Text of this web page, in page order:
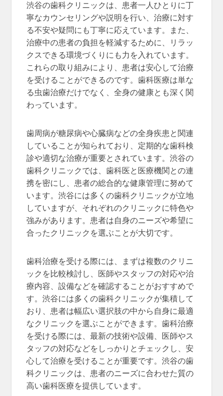
渋谷の歯科クリニックは、患者一人ひとりに丁
寧なカウンセリングや説明を行い、治療に対す
る不安や疑問にも丁寧に応えています。また、
治療中の患者の負担を軽減するために、リラッ
クスできる環境づくりにも力を入れています。
これらの取り組みにより、患者は安心して治療
を受けることができるのです。歯科医療は単な
る虫歯治療だけでなく、全身の健康とも深く関
わっています。
歯周病が糖尿病や心臓病などの全身疾患と関連
していることが知られており、定期的な歯科検
診や適切な治療が重要とされています。渋谷の
歯科クリニックでは、歯科医と医療機関との連
携を密にし、患者の総合的な健康管理に努めて
います。渋谷には多くの歯科クリニックが立地
していますが、それぞれのクリニックに特色や
強みがあります。患者は自身のニーズや希望に
合ったクリニックを選ぶことが大切です。
歯科治療を受ける際には、まずは複数のクリニ
ックを比較検討し、医師やスタッフの対応や治
療内容、設備などを確認することがおすすめで
す。渋谷には多くの歯科クリニックが集積して
おり、患者は幅広い選択肢の中から自身に最適
なクリニックを選ぶことができます。歯科治療
を受ける際には、最新の技術や設備、医師やス
タッフの対応などをしっかりとチェックし、安
心して治療を受けることが重要です。渋谷の歯
科クリニックは、患者のニーズに合わせた質の
高い歯科医療を提供しています。